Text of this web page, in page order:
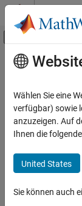
Weiter zum Inhalt
Startseite der
Hauptinhalt
Wählen Sie eine
verfügbar) sowie
anzuzeigen. Auf
Ihnen die
United States
Sie können auch